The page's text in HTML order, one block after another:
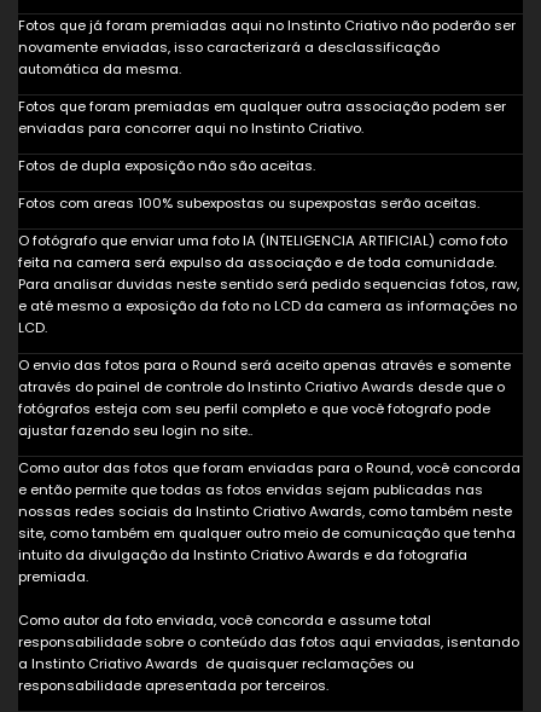
Fotos que já foram premiadas aqui no Instinto Criativo não poderão ser
novamente enviadas, isso caracterizará a desclassificação
automática da mesma.
Fotos que foram premiadas em qualquer outra associação podem ser
enviadas para concorrer aqui no Instinto Criativo.
Fotos de dupla exposição não são aceitas.
Fotos com areas 100% subexpostas ou supexpostas serão aceitas.
O fotógrafo que enviar uma foto IA (INTELIGENCIA ARTIFICIAL) como foto
feita na camera será expulso da associação e de toda comunidade.
Para analisar duvidas neste sentido será pedido sequencias fotos, raw,
e até mesmo a exposição da foto no LCD da camera as informações no
LCD.
O envio das fotos para o Round será aceito apenas através e somente
através do painel de controle do Instinto Criativo Awards desde que o
fotógrafos esteja com seu perfil completo e que você fotografo pode
ajustar fazendo seu login no site..
Como autor das fotos que foram enviadas para o Round, você concorda
e então permite que todas as fotos envidas sejam publicadas nas
nossas redes sociais da Instinto Criativo Awards, como também neste
site, como também em qualquer outro meio de comunicação que tenha
intuito da divulgação da Instinto Criativo Awards e da fotografia
premiada.
Como autor da foto enviada, você concorda e assume total
responsabilidade sobre o conteúdo das fotos aqui enviadas, isentando
a Instinto Criativo Awards de quaisquer reclamações ou
responsabilidade apresentada por terceiros.